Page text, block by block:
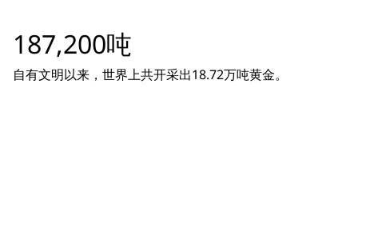
187,200吨
自有文明以来，世界上共开采出18.72万吨黄金。